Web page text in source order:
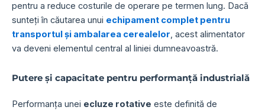
pentru a reduce costurile de operare pe termen lung. Dacă
sunteți în căutarea unui echipament complet pentru
transportul și ambalarea cerealelor, acest alimentator
va deveni elementul central al liniei dumneavoastră.
Putere și capacitate pentru performanță industrială
Performanța unei ecluze rotative este definită de